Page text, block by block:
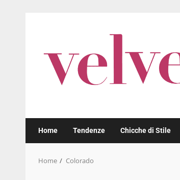
Home Tendenze Chicche di Stile
Home Colorado